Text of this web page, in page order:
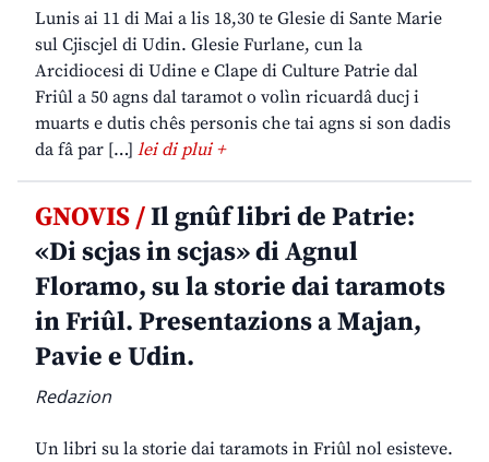
Lunis ai 11 di Mai a lis 18,30 te Glesie di Sante Marie
sul Cjiscjel di Udin. Glesie Furlane, cun la
Arcidiocesi di Udine e Clape di Culture Patrie dal
Friûl a 50 agns dal taramot o volìn ricuardâ ducj i
muarts e dutis chês personis che tai agns si son dadis
da fâ par […] lei di plui +
GNOVIS /Il gnûf libri de Patrie:
«Di scjas in scjas» di Agnul
Floramo, su la storie dai taramots
in Friûl. Presentazions a Majan,
Pavie e Udin.
Redazion
Un libri su la storie dai taramots in Friûl nol esisteve.